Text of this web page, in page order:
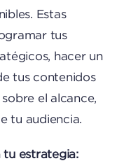
Estas
tus
hacer un
tus contenidos
el alcance,
tu audiencia.
tu estrategia: